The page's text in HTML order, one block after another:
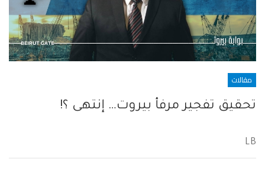
مقالات
تحقيق تفجير مرفأ بيروت… إنتهى ؟!
LB